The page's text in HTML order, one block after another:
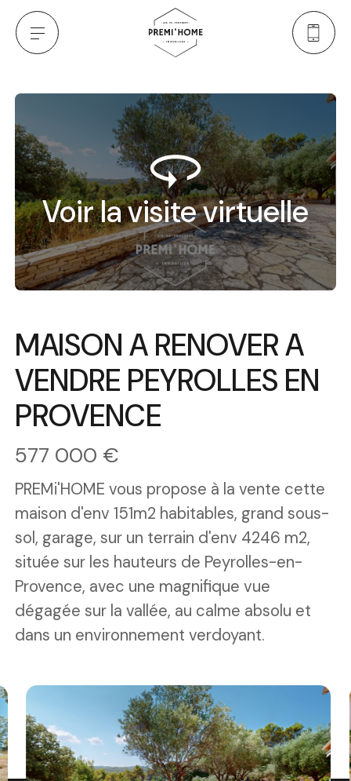
MAISON A RENOVER A
VENDRE PEYROLLES EN
PROVENCE
577 000 €
PREMi'HOME vous propose à la vente cette
maison d'env 151m2 habitables, grand sous-
sol, garage, sur un terrain d'env 4246 m2,
située sur les hauteurs de Peyrolles-en-
Provence, avec une magnifique vue
dégagée sur la vallée, au calme absolu et
dans un environnement verdoyant.
Voir la visite virtuelle